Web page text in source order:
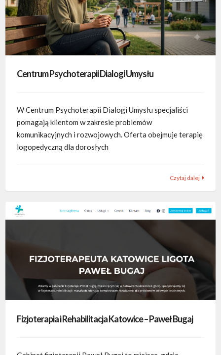
Centrum Psychoterapii Dialogi Umysłu
W Centrum Psychoterapii Dialogi Umysłu specjaliści
pomagają klientom w zakresie problemów
komunikacyjnych i rozwojowych. Oferta obejmuje terapię
logopedyczną dla dorosłych
Czytaj dalej
Fizjoterapia i Rehabilitacja Katowice – Paweł Bugaj